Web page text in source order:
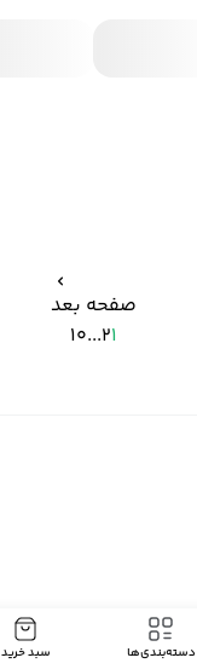
صفحه بعد
1
2
...
10
دسته‌بندی‌‌ها سبد خرید